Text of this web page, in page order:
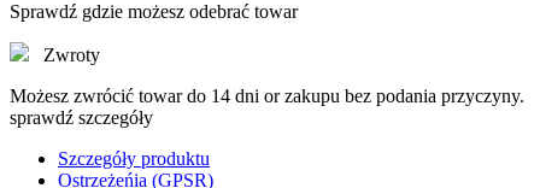
Sprawdź gdzie możesz odebrać towar
Zwroty
Możesz zwrócić towar do 14 dni or zakupu bez podania przyczyny.
sprawdź szczegóły
Szczegóły produktu
Ostrzeżeńia (GPSR)